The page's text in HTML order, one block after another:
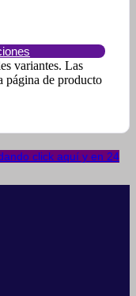
variantes. Las
página de producto
click aquí y en 24